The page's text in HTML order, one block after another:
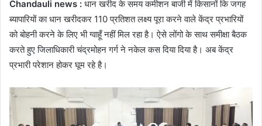
Chandauli news : धान खरीद के समय कमीशन बाजी में किसानों कि जगह
ब्यापारियों का धान खरीदकर 110 प्रतिशत लक्ष्य पूरा करने वाले केंद्र प्रभारियों
को बोहनी करने के लिए भी ग्वाहूँ नहीं मिल रहा है। ऐसे लोंगो के साथ समीक्षा बैठक
करते हुए जिलाधिकारी चंद्रमोहन गर्ग ने नकेल कस दिया दिया है। अब केंद्र
प्रभारी परेशान होकर घूम रहे है।